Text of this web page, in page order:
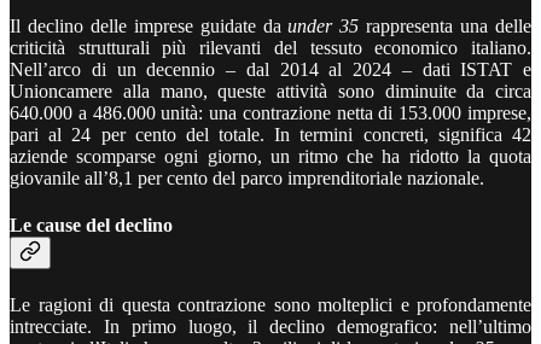
Il declino delle imprese guidate daunder 35 rappresenta una delle
criticità strutturali più rilevanti del tessuto economico italiano.
Nell’arco di un decennio – dal 2014 al 2024 – dati ISTAT e
Unioncamere alla mano, queste attività sono diminuite da circa
640.000 a 486.000 unità: una contrazione netta di 153.000 imprese,
pari al 24 per cento del totale. In termini concreti, significa 42
aziende scomparse ogni giorno, un ritmo che ha ridotto la quota
giovanile all’8,1 per cento del parco imprenditoriale nazionale.
Le cause del declino
Le ragioni di questa contrazione sono molteplici e profondamente
intrecciate. In primo luogo, il declino demografico: nell’ultimo